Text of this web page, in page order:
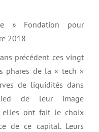
» Fondation pour
2018
précédent ces vingt
phares de la « tech »
de liquidités dans
de leur image
elles ont fait le choix
de ce capital. Leurs